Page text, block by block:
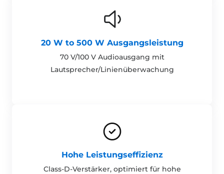
20 W to 500 W Ausgangsleistung
70 V/100 V Audioausgang mit
Lautsprecher/Linienüberwachung
Hohe Leistungseffizienz
Class-D-Verstärker, optimiert für hohe